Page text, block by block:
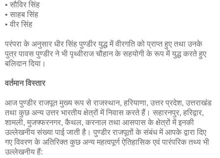
• सौविर सिंह
• साहब सिंह
• वीर सिंह
परंपरा के अनुसार धीर सिंह पुण्डीर युद्ध में वीरगति को प्राप्त हुए तथा उनके
पुत्र पावस पुण्डीर ने भी पृथ्वीराज चौहान के सहयोगी के रूप में युद्ध करते हुए
बलिदान दिया।
वर्तमान विस्तार
आज पुण्डीर राजपूत मुख्य रूप से राजस्थान, हरियाणा, उत्तर प्रदेश, उत्तराखंड
तथा कुछ अन्य उत्तर भारतीय क्षेत्रों में निवास करते हैं। सहारनपुर, हरिद्वार,
शामली, मुजफ्फरनगर, कैथल, करनाल तथा आसपास के क्षेत्रों में इनकी
उल्लेखनीय संख्या पाई जाती है। पुण्डीर राजपूतों के संबंध में आपके द्वारा दिए
गए विवरण के अतिरिक्त कुछ अन्य महत्वपूर्ण ऐतिहासिक एवं पारंपरिक तथ्य भी
उल्लेखनीय हैं: